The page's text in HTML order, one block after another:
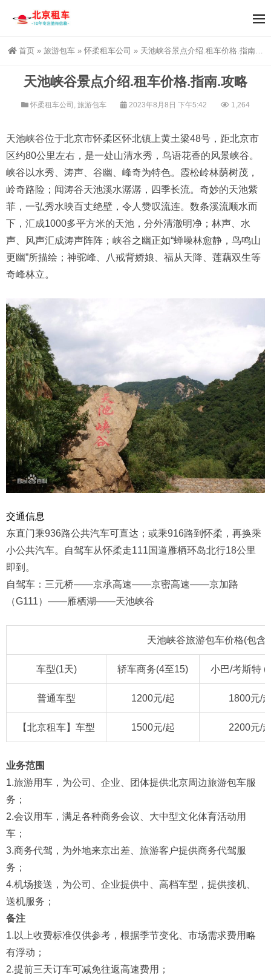
首页 » 旅游包车 » 怀柔租车公司 » 天池峡谷景点介绍.租车价格.指南.攻略
天池峡谷景点介绍.租车价格.指南.攻略
怀柔租车公司 , 旅游包车 2023年8月8日 下午5:42 1,264
天池峡谷位于北京市怀柔区怀北镇上黄土梁48号，距北京市
区约80公里左右，是一处山清水秀，鸟语花香的风景峡谷。
峡谷以水秀、涛声、谷幽、峰奇为特色。霞松岭林荫树茂，
岭奇路险；闻涛谷天池溪水潺潺，四季长流。奇妙的天池紫
菲，一弘秀水映百丈绝壁，令人赞叹流连。数条溪流顺水而
下，汇成1000多平方米的天池，分外清澈明净；林声、水
声、风声汇成涛声阵阵；峡谷之幽正如“蝉噪林愈静，鸟鸣山
更幽”所描绘；神驼峰、八戒背娇娘、福从天降、莲藕双生等
奇峰林立。
交通信息
东直门乘936路公共汽车可直达；或乘916路到怀柔，再换乘
小公共汽车。自驾车从怀柔走111国道雁栖环岛北行18公里
即到。
自驾车：三元桥——京承高速——京密高速——京加路
（G111）——雁栖湖——天池峡谷
天池峡谷旅游包车价格(包含
车型(1天) 轿车商务(4至15) 小巴/考斯特
普通车型 1200元/起 1800元/
【北京租车】车型 1500元/起 2200元/
业务范围
1.旅游用车，为公司、企业、团体提供北京周边旅游包车服
务；
2.会议用车，满足各种商务会议、大中型文化体育活动用
车；
3.商务代驾，为外地来京出差、旅游客户提供商务代驾服
务；
4.机场接送，为公司、企业提供中、高档车型，提供接机、
送机服务；
备注
1.以上收费标准仅供参考，根据季节变化、市场需求费用略
有浮动；
2.提前三天订车可减免往返高速费用；